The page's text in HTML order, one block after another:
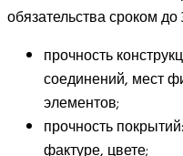
обязательства сроком
прочность
соединений, мест
элементов;
прочность
фактуре, цвете;